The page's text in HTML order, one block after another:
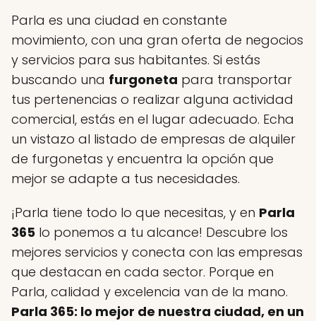
Parla es una ciudad en constante
movimiento, con una gran oferta de negocios
y servicios para sus habitantes. Si estás
buscando una furgoneta para transportar
tus pertenencias o realizar alguna actividad
comercial, estás en el lugar adecuado. Echa
un vistazo al listado de empresas de alquiler
de furgonetas y encuentra la opción que
mejor se adapte a tus necesidades.
¡Parla tiene todo lo que necesitas, y en Parla
365 lo ponemos a tu alcance! Descubre los
mejores servicios y conecta con las empresas
que destacan en cada sector. Porque en
Parla, calidad y excelencia van de la mano.
Parla 365: lo mejor de nuestra ciudad, en un